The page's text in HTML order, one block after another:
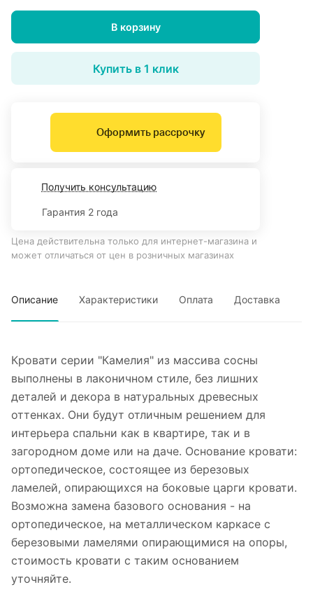
В корзину
Купить в 1 клик
Оформить рассрочку
Получить консультацию
Гарантия 2 года
Цена действительна только для интернет-магазина и
может отличаться от цен в розничных магазинах
Описание Характеристики Оплата Доставка
Кровати серии "Камелия" из массива сосны
выполнены в лаконичном стиле, без лишних
деталей и декора в натуральных древесных
оттенках. Они будут отличным решением для
интерьера спальни как в квартире, так и в
загородном доме или на даче. Основание кровати:
ортопедическое, состоящее из березовых
ламелей, опирающихся на боковые царги кровати.
Возможна замена базового основания - на
ортопедическое, на металлическом каркасе с
березовыми ламелями опирающимися на опоры,
стоимость кровати с таким основанием
уточняйте.